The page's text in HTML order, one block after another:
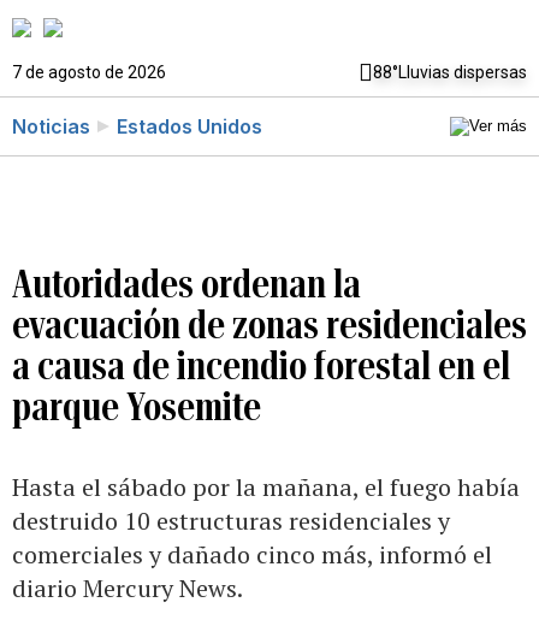
7 de agosto de 2026 88°Lluvias dispersas
Noticias Estados Unidos
Autoridades ordenan la
evacuación de zonas residenciales
a causa de incendio forestal en el
parque Yosemite
Hasta el sábado por la mañana, el fuego había
destruido 10 estructuras residenciales y
comerciales y dañado cinco más, informó el
diario Mercury News.